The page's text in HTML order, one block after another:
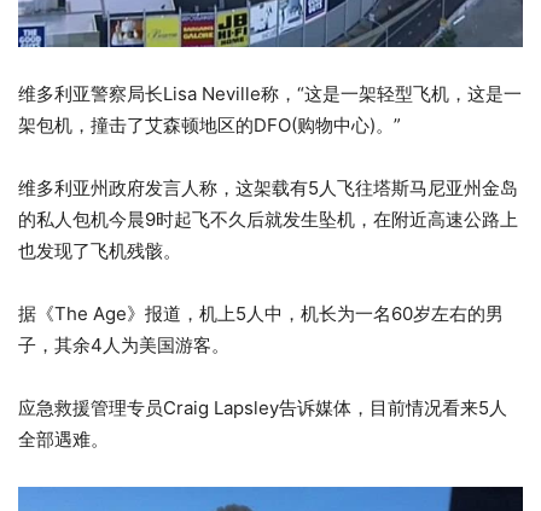
维多利亚警察局长Lisa Neville称，“这是一架轻型飞机，这是一
架包机，撞击了艾森顿地区的DFO(购物中心)。”
维多利亚州政府发言人称，这架载有5人飞往塔斯马尼亚州金岛
的私人包机今晨9时起飞不久后就发生坠机，在附近高速公路上
也发现了飞机残骸。
据《The Age》报道，机上5人中，机长为一名60岁左右的男
子，其余4人为美国游客。
应急救援管理专员Craig Lapsley告诉媒体，目前情况看来5人
全部遇难。